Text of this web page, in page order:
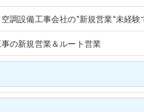
の措置をとり、適切な監督を行い
、適切に安全管理対策を実施しま
＞
た当社のサービスをご提供できな
空調設備工事会社の”新規営業”未経験
の新規営業＆ルート営業